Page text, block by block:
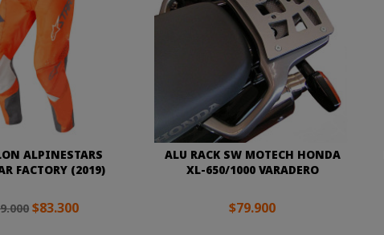
ALPINESTARS
FACTORY (2019)
$83.300
ALU RACK SW MOTECH HONDA
XL-650/1000 VARADERO
$79.900